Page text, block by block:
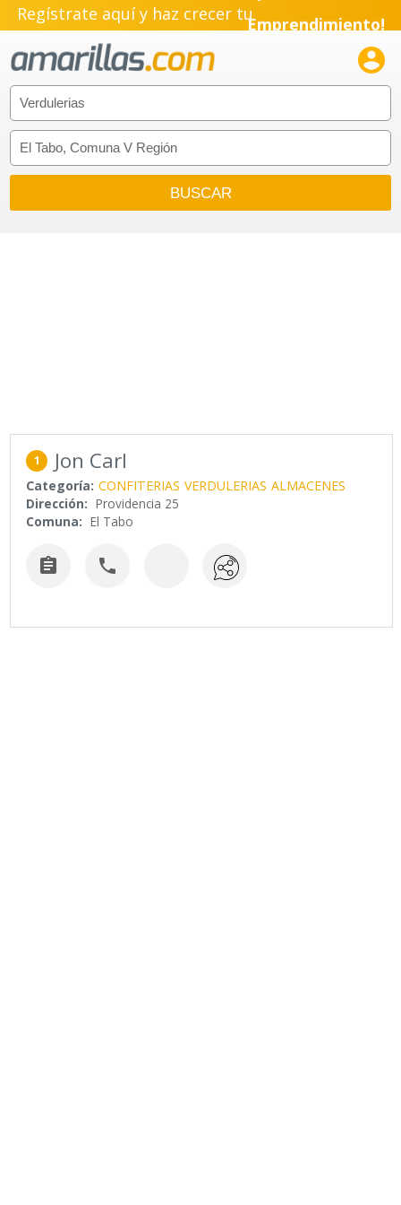
Regístrate aquí y haz crecer tuEmprendimiento!

1 Jon Carl
Categoría: CONFITERIAS VERDULERIAS ALMACENES
Dirección: Providencia 25
Comuna: El Tabo
 